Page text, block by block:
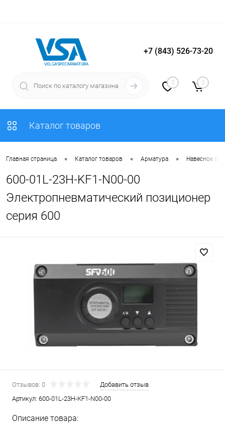
Вход Регистрация
+7 (843) 526-73-20
0 0
Каталог товаров
Главная страница • Каталог товаров • Арматура • Навесное
600-01L-23H-KF1-N00-00
Электропневматический позиционер
серия 600
Отзывов: 0
Добавить отзыв
Артикул: 600-01L-23H-KF1-N00-00
Описание товара: